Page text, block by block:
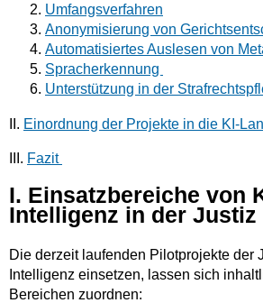
Umfangsverfahren
Anonymisierung von
Automatisiertes Auslesen von
Spracherkennung
Unterstützung in der
II. Einordnung der Projekte in die KI-
III. Fazit
I. Einsatzbereiche von
Intelligenz in der Justiz
Die derzeit laufenden Pilotprojekte der
Intelligenz einsetzen, lassen sich
Bereichen zuordnen: